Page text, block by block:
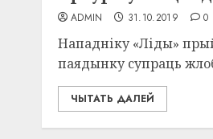
ADMIN 31.10.2019 0
Нападніку «Ліды»
паядынку супраць
ЧЫТАТЬ ДАЛЕЙ